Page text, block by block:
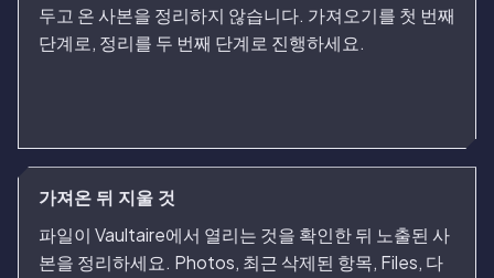
두고 온 사본을 정리하지 않습니다. 가져오기를 첫 번째
단계로, 정리를 두 번째 단계로 진행하세요.
가져온 뒤 지울 것
파일이 Vaultaire에서 열리는 것을 확인한 뒤 노출된 사
본을 정리하세요. Photos, 최근 삭제된 항목, Files, 다